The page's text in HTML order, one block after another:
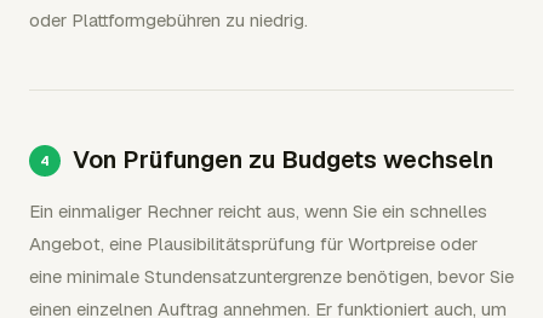
oder Plattformgebühren zu niedrig.
Von Prüfungen zu Budgets wechseln
Ein einmaliger Rechner reicht aus, wenn Sie ein schnelles
Angebot, eine Plausibilitätsprüfung für Wortpreise oder
eine minimale Stundensatzuntergrenze benötigen, bevor Sie
einen einzelnen Auftrag annehmen. Er funktioniert auch, um